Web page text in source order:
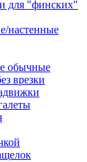
для "финских"
настенные
обычные
врезки